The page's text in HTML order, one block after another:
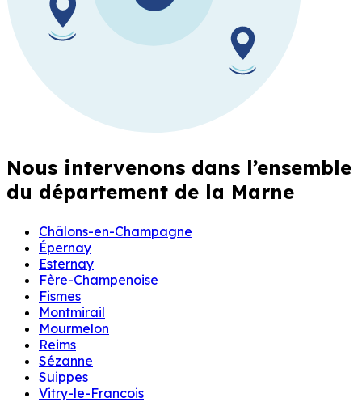
Nous intervenons dans l’ensemble
du département de la Marne
Châlons-en-Champagne
Épernay
Esternay
Fère-Champenoise
Fismes
Montmirail
Mourmelon
Reims
Sézanne
Suippes
Vitry-le-Francois